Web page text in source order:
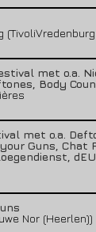
met o.a.
Body
met o.a.
Guns, Chat
Nor (Heerlen))